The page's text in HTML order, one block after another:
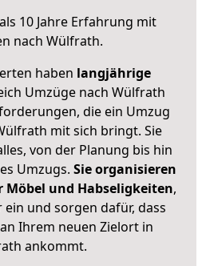
10 Jahre Erfahrung mit
nach Wülfrath.
haben langjährige
Umzüge nach Wülfrath
die ein Umzug
mit sich bringt. Sie
von der Planung bis hin
Umzugs. Sie organisieren
Möbel und Habseligkeiten,
ein und sorgen dafür, dass
Ihrem neuen Zielort in
ankommt.